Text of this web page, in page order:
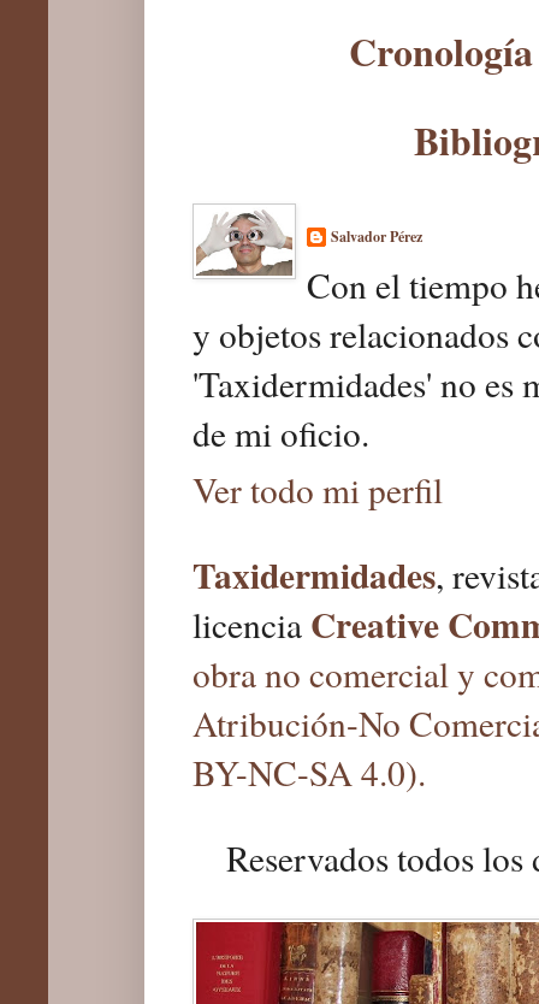
Salvador Pérez
Con el tiempo
y objetos relacionados
'Taxidermidades' no es
de mi oficio.
Ver todo mi perfil
Taxidermidades,
licencia Creative
obra no comercial y
Atribución-No
BY-NC-SA 4.0).
Reservados todos